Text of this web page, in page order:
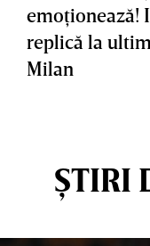
emoţionează!
replică la
Milan
ȘTIRI